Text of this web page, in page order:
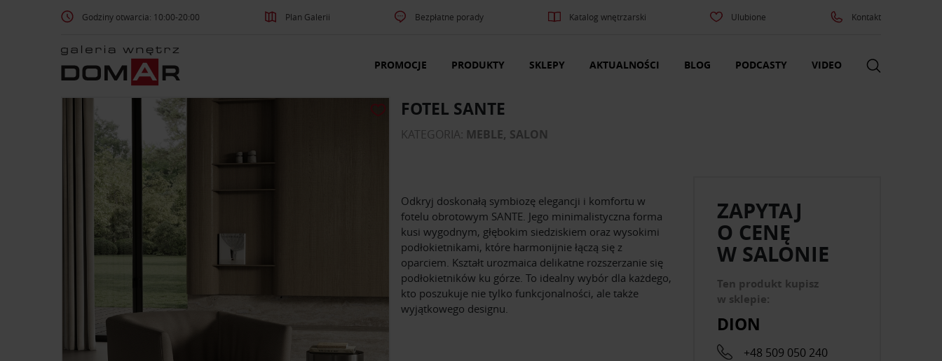
Godziny otwarcia: 10:00-20:00 Plan Galerii Bezpłatne porady Katalog wnętrzarski Ulubione Kontakt
PROMOCJE PRODUKTY SKLEPY AKTUALNOŚCI BLOG PODCASTY VIDEO
FOTEL SANTE
KATEGORIA: MEBLE, SALON
Odkryj doskonałą symbiozę elegancji i komfortu w
fotelu obrotowym SANTE. Jego minimalistyczna forma
kusi wygodnym, głębokim siedziskiem oraz wysokimi
podłokietnikami, które harmonijnie łączą się z
oparciem. Kształt urozmaica delikatne rozszerzanie się
podłokietników ku górze. To idealny wybór dla każdego,
kto poszukuje nie tylko funkcjonalności, ale także
wyjątkowego designu.
ZAPYTAJ
O CENĘ
W SALONIE
Ten produkt kupisz
w sklepie:
DION
+48 509 050 240